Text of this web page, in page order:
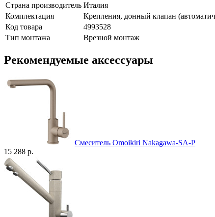
Страна производитель Италия
Комплектация
Крепления, донный клапан
Код товара
4993528
Тип монтажа
Врезной монтаж
Рекомендуемые аксессуары
Смеситель Omoikiri Nakagawa-SA-P
15 288 р.